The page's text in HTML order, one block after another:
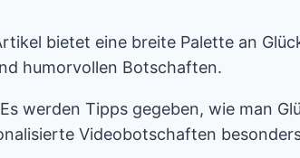
bietet eine breite Palette an
humorvollen Botschaften.
werden Tipps gegeben, wie man
Videobotschaften